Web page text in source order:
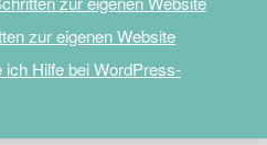
zur eigenen Website
ich Hilfe bei WordPress-